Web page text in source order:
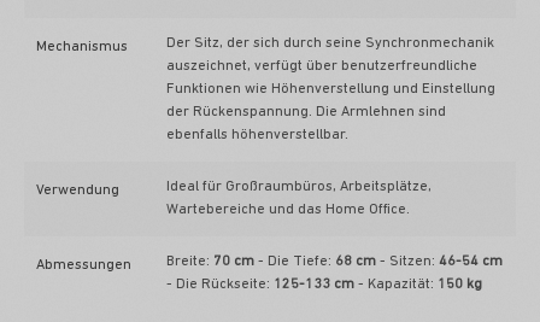
Mechanismus
Der Sitz, der sich durch seine Synchronmechanik
auszeichnet, verfügt über benutzerfreundliche
Funktionen wie Höhenverstellung und Einstellung
der Rückenspannung. Die Armlehnen sind
ebenfalls höhenverstellbar.
Verwendung
Ideal für Großraumbüros, Arbeitsplätze,
Wartebereiche und das Home Office.
Abmessungen Breite: 70 cm - Die Tiefe: 68 cm - Sitzen: 46-54 cm
- Die Rückseite: 125-133 cm - Kapazität: 150 kg